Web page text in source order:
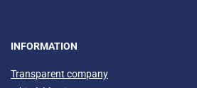
INFORMATION
Transparent company